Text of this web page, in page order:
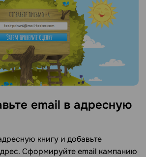
email в адресную
книгу и добавьте
Сформируйте email кампанию